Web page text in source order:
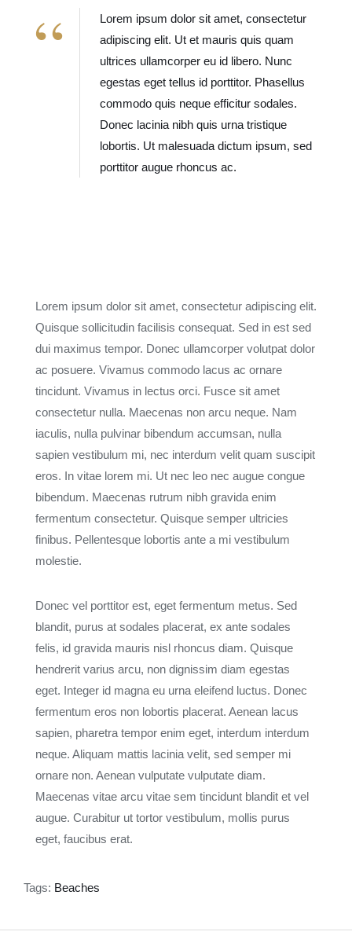
Lorem ipsum dolor sit amet, consectetur
adipiscing elit. Ut et mauris quis quam
ultrices ullamcorper eu id libero. Nunc
egestas eget tellus id porttitor. Phasellus
commodo quis neque efficitur sodales.
Donec lacinia nibh quis urna tristique
lobortis. Ut malesuada dictum ipsum, sed
porttitor augue rhoncus ac.
Lorem ipsum dolor sit amet, consectetur adipiscing elit.
Quisque sollicitudin facilisis consequat. Sed in est sed
dui maximus tempor. Donec ullamcorper volutpat dolor
ac posuere. Vivamus commodo lacus ac ornare
tincidunt. Vivamus in lectus orci. Fusce sit amet
consectetur nulla. Maecenas non arcu neque. Nam
iaculis, nulla pulvinar bibendum accumsan, nulla
sapien vestibulum mi, nec interdum velit quam suscipit
eros. In vitae lorem mi. Ut nec leo nec augue congue
bibendum. Maecenas rutrum nibh gravida enim
fermentum consectetur. Quisque semper ultricies
finibus. Pellentesque lobortis ante a mi vestibulum
molestie.
Donec vel porttitor est, eget fermentum metus. Sed
blandit, purus at sodales placerat, ex ante sodales
felis, id gravida mauris nisl rhoncus diam. Quisque
hendrerit varius arcu, non dignissim diam egestas
eget. Integer id magna eu urna eleifend luctus. Donec
fermentum eros non lobortis placerat. Aenean lacus
sapien, pharetra tempor enim eget, interdum interdum
neque. Aliquam mattis lacinia velit, sed semper mi
ornare non. Aenean vulputate vulputate diam.
Maecenas vitae arcu vitae sem tincidunt blandit et vel
augue. Curabitur ut tortor vestibulum, mollis purus
eget, faucibus erat.
Tags: Beaches